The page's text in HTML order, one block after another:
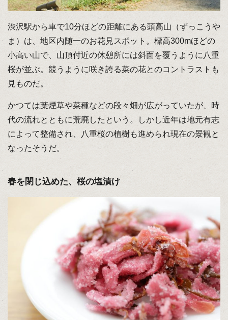
渋沢駅から車で10分ほどの距離にある頭高山（ずっこうや
ま）は、地区内随一のお花見スポット。標高300mほどの
小高い山で、山頂付近の休憩所には斜面を覆うように八重
桜が並ぶ。競うように咲き誇る菜の花とのコントラストも
見ものだ。
かつては葉煙草や菜種などの段々畑が広がっていたが、時
代の流れとともに荒廃したという。しかし近年は地元有志
によって整備され、八重桜の植樹も進められ現在の景観と
なったそうだ。
春を閉じ込めた、桜の塩漬け